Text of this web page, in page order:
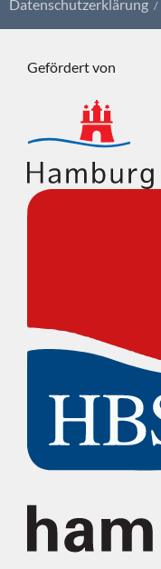
Datenschutzerklärung
Gefördert von